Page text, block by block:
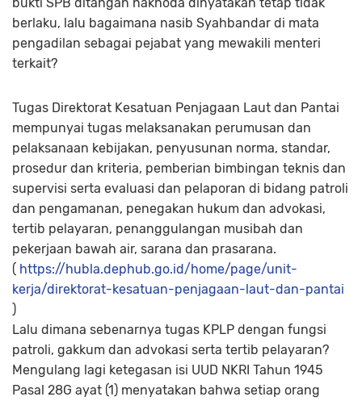
berlaku, lalu bagaimana nasib Syahbandar di mata
pengadilan sebagai pejabat yang mewakili menteri
terkait?
Tugas Direktorat Kesatuan Penjagaan Laut dan Pantai
mempunyai tugas melaksanakan perumusan dan
pelaksanaan kebijakan, penyusunan norma, standar,
prosedur dan kriteria, pemberian bimbingan teknis dan
supervisi serta evaluasi dan pelaporan di bidang patroli
dan pengamanan, penegakan hukum dan advokasi,
tertib pelayaran, penanggulangan musibah dan
pekerjaan bawah air, sarana dan prasarana.
( https://hubla.dephub.go.id/home/page/unit-
kerja/direktorat-kesatuan-penjagaan-laut-dan-pantai
)
Lalu dimana sebenarnya tugas KPLP dengan fungsi
patroli, gakkum dan advokasi serta tertib pelayaran?
Mengulang lagi ketegasan isi UUD NKRI Tahun 1945
Pasal 28G ayat (1) menyatakan bahwa setiap orang